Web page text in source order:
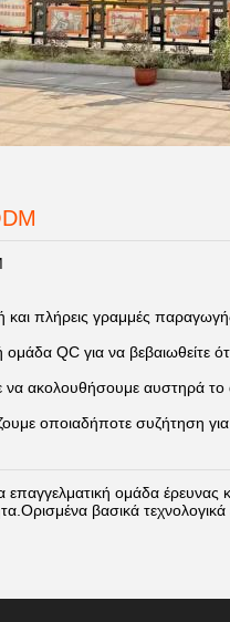
και πλήρεις γραμμές
QC για να βεβαιωθείτε
ακολουθήσουμε αυστηρά το
οποιαδήποτε συζήτηση
επαγγελματική ομάδα έρευνας
βασικά τεχνολογικά